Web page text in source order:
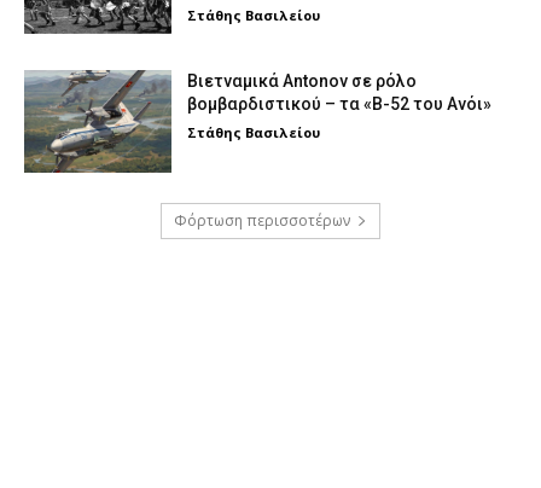
Στάθης Βασιλείου
Βιετναμικά Antonov σε ρόλο
βομβαρδιστικού – τα «Β-52 του Ανόι»
Στάθης Βασιλείου
Φόρτωση περισσοτέρων